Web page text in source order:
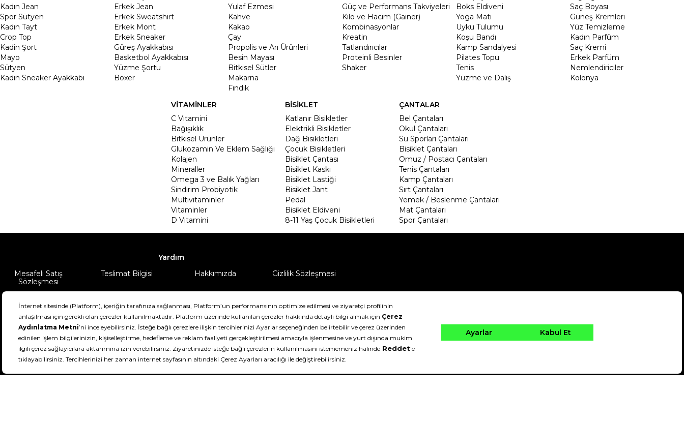
Kadın Jean
Spor Sütyen
Kadın Tayt
Crop Top
Kadin Şort
Mayo
Sütyen
Kadın Sneaker Ayakkabı
Erkek Jean
Erkek Sweatshirt
Erkek Mont
Erkek Sneaker
Güreş Ayakkabısı
Basketbol Ayakkabısı
Yüzme Şortu
Boxer
Yulaf Ezmesi
Kahve
Kakao
Çay
Propolis ve Arı Ürünleri
Besin Mayası
Bitkisel Sütler
Makarna
Fındık
Güç ve Performans Takviyeleri
Kilo ve Hacim (Gainer)
Kombinasyonlar
Kreatin
Tatlandırıcılar
Proteinli Besinler
Shaker
Boks Eldiveni
Yoga Matı
Uyku Tulumu
Koşu Bandı
Kamp Sandalyesi
Pilates Topu
Tenis
Yüzme ve Dalış
Saç Boyası
Güneş Kremleri
Yüz Temizleme
Kadın Parfüm
Saç Kremi
Erkek Parfüm
Nemlendiriciler
Kolonya
VİTAMİNLER
C Vitamini
Bağışıklık
Bitkisel Ürünler
Glukozamin Ve Eklem Sağlığı
Kolajen
Mineraller
Omega 3 ve Balık Yağları
Sindirim Probiyotik
Multivitaminler
Vitaminler
D Vitamini
BİSİKLET
Katlanır Bisikletler
Elektrikli Bisikletler
Dağ Bisikletleri
Çocuk Bisikletleri
Bisiklet Çantası
Bisiklet Kaskı
Bisiklet Lastiği
Bisiklet Jant
Pedal
Bisiklet Eldiveni
8-11 Yaş Çocuk Bisikletleri
ÇANTALAR
Bel Çantaları
Okul Çantaları
Su Sporları Çantaları
Bisiklet Çantaları
Omuz / Postacı Çantaları
Tenis Çantaları
Kamp Çantaları
Sırt Çantaları
Yemek / Beslenme Çantaları
Mat Çantaları
Spor Çantaları
Yardım
Mesafeli Satış
Sözleşmesi
Teslimat Bilgisi Hakkımızda Gizlilik Sözleşmesi
DeFactoFIT ©️ 2022-2026. Tüm hakları saklıdır.